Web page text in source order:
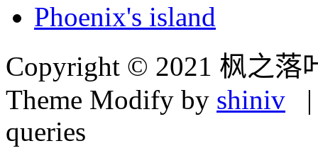
Phoenix's island
Copyright © 2021 枫之落
Theme Modify by shiniv |
queries